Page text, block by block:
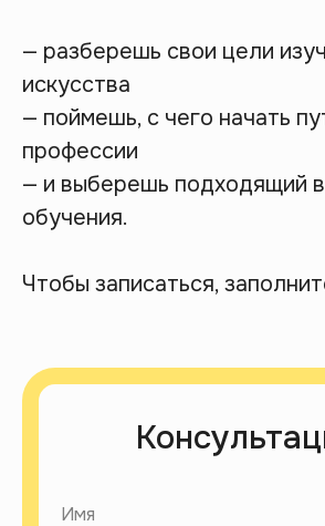
— разберешь свои цели
искусства
— поймешь, с чего начать
профессии
— и выберешь подходящий
обучения.
Чтобы записаться,